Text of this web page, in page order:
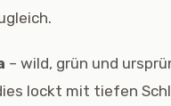
– wild, grün und
lockt mit tiefen